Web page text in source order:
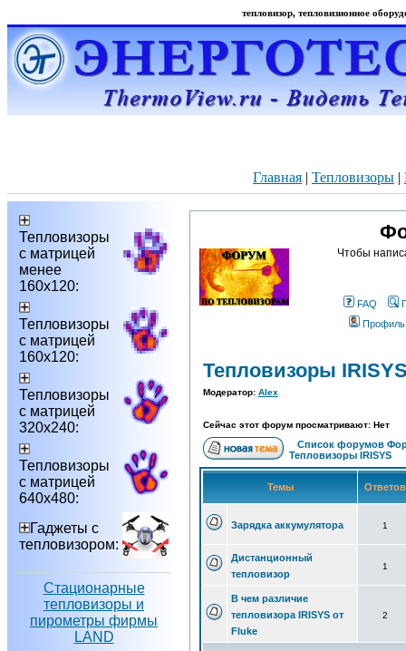
тепловизор, тепловизионное
Главная | Тепловизоры |
Тепловизоры
с матрицей
менее
160х120:
Тепловизоры
с матрицей
160х120:
Тепловизоры
с матрицей
320х240:
Тепловизоры
с матрицей
640х480:
Гаджеты с
тепловизором:
Стационарные
тепловизоры и
пирометры фирмы
LAND
Чтобы
FAQ
Профиль
Тепловизоры
Модератор: Alex
Сейчас этот форум просматривают: Нет
Список форумов
Тепловизоры IRISYS
Темы
Зарядка аккумулятора 1
Дистанционный
тепловизор
1
В чем различие
тепловизора IRISYS от
Fluke
2